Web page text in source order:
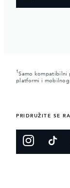
1Samo kompatibilni
platformi i mobilnog
PRIDRUŽITE SE